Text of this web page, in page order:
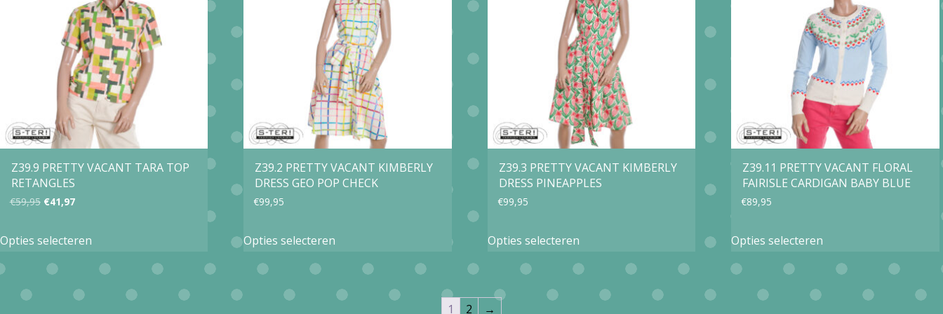
optie
kan
gekozen
worden
op
de
productpagina
optie
kan
gekozen
worden
op
de
productpagina
optie
kan
gekozen
worden
op
de
productpagina
optie
kan
gekozen
worden
op
de
productpagina
Z39.9 PRETTY VACANT TARA TOP
RETANGLES
€59,95 Oorspronkelijke
was:
€59,95.
€41,97Huidige
is:
€41,97.
Opties selecteren
heeft
meerdere
Z39.2 PRETTY VACANT KIMBERLY
DRESS GEO POP CHECK
€99,95
Opties selecteren
heeft
meerdere
Z39.3 PRETTY VACANT KIMBERLY
DRESS PINEAPPLES
€99,95
Opties selecteren
heeft
meerdere
Z39.11 PRETTY VACANT FLORAL
FAIRISLE CARDIGAN BABY BLUE
€89,95
Opties selecteren
heeft
meerdere
1 2 →